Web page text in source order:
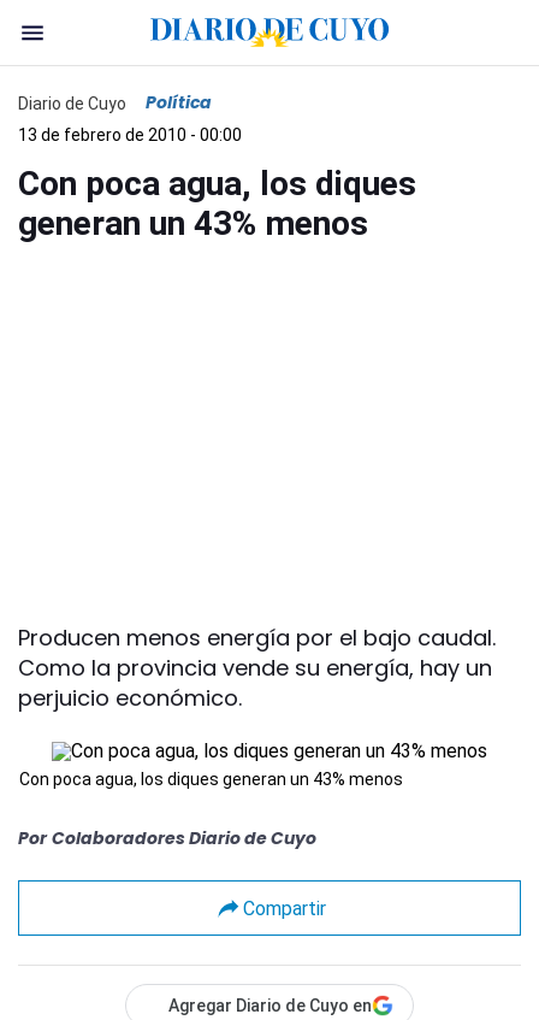
Diario de Cuyo Política
13 de febrero de 2010 - 00:00
Con poca agua, los diques
generan un 43% menos
Producen menos energía por el bajo caudal.
Como la provincia vende su energía, hay un
perjuicio económico.
Con poca agua, los diques generan un 43% menos
Por Colaboradores Diario de Cuyo
Compartir
Agregar Diario de Cuyo en